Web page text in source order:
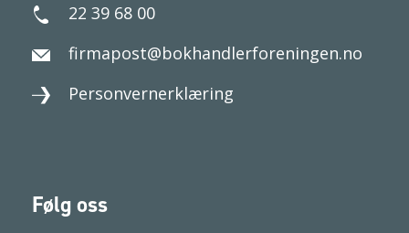
22 39 68 00
firmapost@bokhandlerforeningen.no
Personvernerklæring
Følg oss